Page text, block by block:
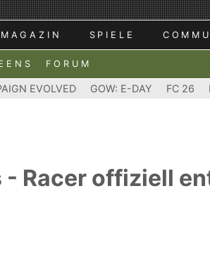
MAGAZIN SPIELE
FORUM
EVOLVED GOW: E-DAY FC 26
- Racer offiziell